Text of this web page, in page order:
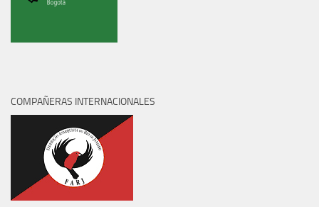
COMPAÑERAS INTERNACIONALES